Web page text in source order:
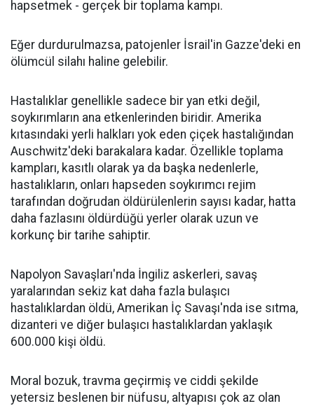
hapsetmek - gerçek bir toplama kampı.
Eğer durdurulmazsa, patojenler İsrail'in Gazze'deki en
ölümcül silahı haline gelebilir.
Hastalıklar genellikle sadece bir yan etki değil,
soykırımların ana etkenlerinden biridir. Amerika
kıtasındaki yerli halkları yok eden çiçek hastalığından
Auschwitz'deki barakalara kadar. Özellikle toplama
kampları, kasıtlı olarak ya da başka nedenlerle,
hastalıkların, onları hapseden soykırımcı rejim
tarafından doğrudan öldürülenlerin sayısı kadar, hatta
daha fazlasını öldürdüğü yerler olarak uzun ve
korkunç bir tarihe sahiptir.
Napolyon Savaşları'nda İngiliz askerleri, savaş
yaralarından sekiz kat daha fazla bulaşıcı
hastalıklardan öldü, Amerikan İç Savaşı'nda ise sıtma,
dizanteri ve diğer bulaşıcı hastalıklardan yaklaşık
600.000 kişi öldü.
Moral bozuk, travma geçirmiş ve ciddi şekilde
yetersiz beslenen bir nüfusu, altyapısı çok az olan